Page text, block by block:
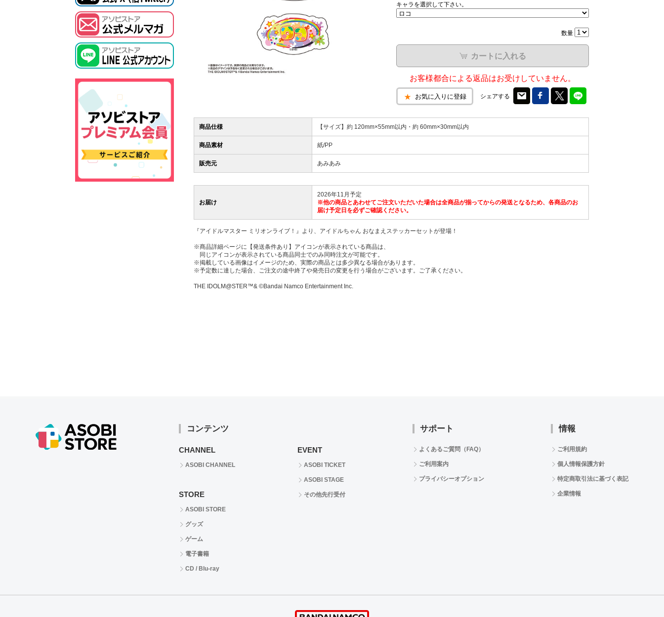
キャラを選択して下さい。
数量
カートに入れる
お客様都合による返品はお受けしていません。
お気に入りに登録 シェアする
商品仕様 【サイズ】約 120mm×55mm以内・約 60mm×30mm以内
商品素材 紙/PP
販売元 あみあみ
お届け
2026年11月予定
※他の商品とあわせてご注文いただいた場合は全商品が揃ってからの発送となるため、各商品のお
届け予定日を必ずご確認ください。
『アイドルマスター ミリオンライブ！』より、アイドルちゃん おなまえステッカーセットが登場！
※商品詳細ページに【発送条件あり】アイコンが表示されている商品は、
同じアイコンが表示されている商品同士でのみ同時注文が可能です。
※掲載している画像はイメージのため、実際の商品とは多少異なる場合があります。
※予定数に達した場合、ご注文の途中終了や発売日の変更を行う場合がございます。ご了承ください。
THE IDOLM@STER™& ©Bandai Namco Entertainment Inc.
コンテンツ
CHANNEL
ASOBI CHANNEL
STORE
ASOBI STORE
グッズ
ゲーム
電子書籍
CD / Blu-ray
EVENT
ASOBI TICKET
ASOBI STAGE
その他先行受付
サポート
よくあるご質問（FAQ）
ご利用案内
プライバシーオプション
情報
ご利用規約
個人情報保護方針
特定商取引法に基づく表記
企業情報